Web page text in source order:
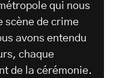
qui nous
scène de crime
avons entendu
chaque
de la cérémonie.